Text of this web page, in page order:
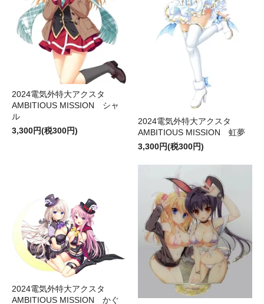
2024電気外特大アクスタ
AMBITIOUS MISSION シャ
ル
3,300円(税300円)
2024電気外特大アクスタ
AMBITIOUS MISSION 虹夢
3,300円(税300円)
2024電気外特大アクスタ
AMBITIOUS MISSION かぐ